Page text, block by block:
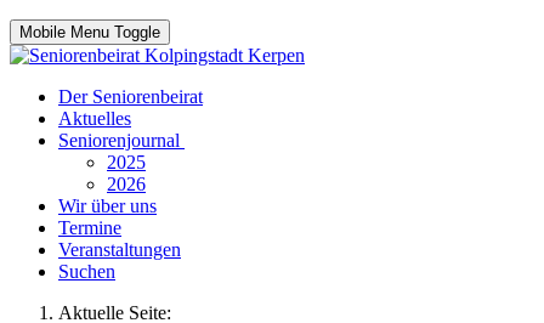
Mobile Menu Toggle
Der Seniorenbeirat
Aktuelles
Seniorenjournal
2025
2026
Wir über uns
Termine
Veranstaltungen
Suchen
Aktuelle Seite: